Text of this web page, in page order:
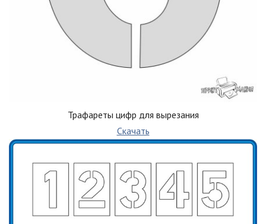
Трафареты цифр для вырезания
Скачать